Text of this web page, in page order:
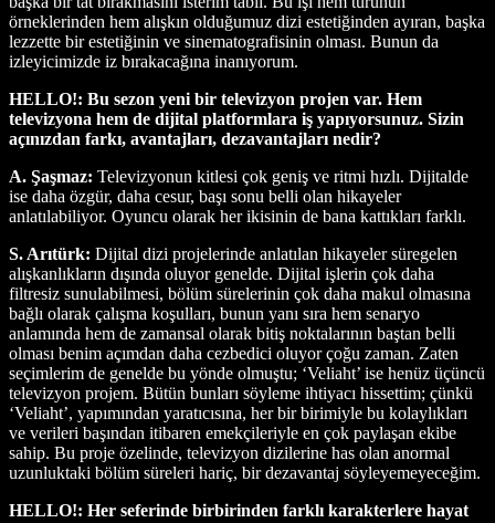
örneklerinden hem alışkın olduğumuz dizi estetiğinden ayıran, başka
lezzette bir estetiğinin ve sinematografisinin olması. Bunun da
izleyicimizde iz bırakacağına inanıyorum.
HELLO!: Bu sezon yeni bir televizyon projen var. Hem
televizyona hem de dijital platformlara iş yapıyorsunuz. Sizin
açınızdan farkı, avantajları, dezavantajları nedir?
A. Şaşmaz: Televizyonun kitlesi çok geniş ve ritmi hızlı. Dijitalde
ise daha özgür, daha cesur, başı sonu belli olan hikayeler
anlatılabiliyor. Oyuncu olarak her ikisinin de bana kattıkları farklı.
S. Arıtürk: Dijital dizi projelerinde anlatılan hikayeler süregelen
alışkanlıkların dışında oluyor genelde. Dijital işlerin çok daha
filtresiz sunulabilmesi, bölüm sürelerinin çok daha makul olmasına
bağlı olarak çalışma koşulları, bunun yanı sıra hem senaryo
anlamında hem de zamansal olarak bitiş noktalarının baştan belli
olması benim açımdan daha cezbedici oluyor çoğu zaman. Zaten
seçimlerim de genelde bu yönde olmuştu; ‘Veliaht’ ise henüz üçüncü
televizyon projem. Bütün bunları söyleme ihtiyacı hissettim; çünkü
‘Veliaht’, yapımından yaratıcısına, her bir birimiyle bu kolaylıkları
ve verileri başından itibaren emekçileriyle en çok paylaşan ekibe
sahip. Bu proje özelinde, televizyon dizilerine has olan anormal
uzunluktaki bölüm süreleri hariç, bir dezavantaj söyleyemeyeceğim.
HELLO!: Her seferinde birbirinden farklı karakterlere hayat